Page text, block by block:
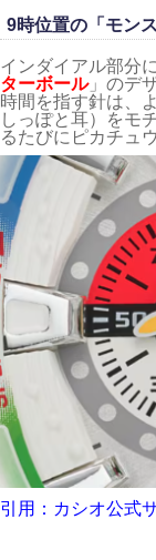
9時位置の「モン
インダイアル部分
ターボール」のデ
時間を指す針は、
しっぽと耳）をモ
るたびにピカチュ
引用：カシオ公式